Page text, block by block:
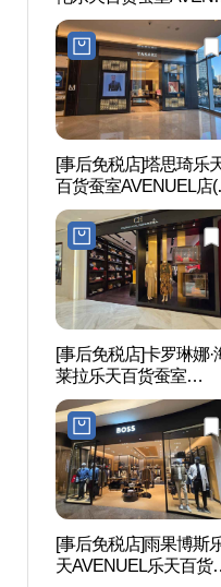
店(폴로랄프로렌 롯데
화점 잠실 에비뉴엘점)
[事后免税店]塔思琦乐
百货蚕室AVENUEL店(
사키 롯데백화점 잠실
비뉴엘점)
[事后免税店]卡罗琳娜·
莱拉乐天百货蚕室
AVENUEL店(CH 캐롤
나 헤레라 롯데백화점
실 에비뉴엘점)
[事后免税店]雨果博斯
天AVENUEL乐天百货